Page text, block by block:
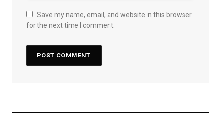
Save my name, email, and website in this browser
for the next time I comment.